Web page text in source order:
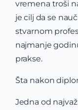
vremena troši
je cilj da se
stvarnom
najmanje
prakse.
Šta nakon
Jedna od